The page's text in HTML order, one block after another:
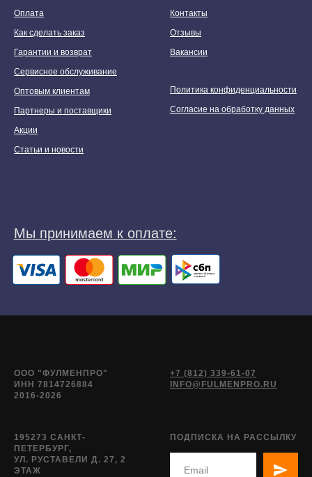
Оплата
Как сделать заказ
Гарантии и возврат
Сервисное обслуживание
Оптовым клиентам
Партнеры и поставщики
Акции
Статьи и новости
Контакты
Отзывы
Вакансии
Политика конфиденциальности
Согласие на обработку данных
ООО "ФУЛМЕНПРО"
ИНН 7814726884
2016-2026
+7 (812) 339-61-07
INFO@FULMENPRO.RU
195273 САНКТ-
ПЕТЕРБУРГ,
УЛ. РУСТАВЕЛИ Д. 27, 2
ЭТАЖ
ПОДПИСКА НА РАССЫЛКУ